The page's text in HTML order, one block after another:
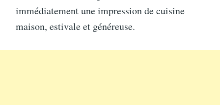
immédiatement une impression de cuisine
maison, estivale et généreuse.